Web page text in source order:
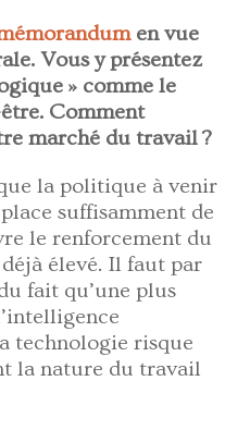
en vue
Vous y présentez
» comme le
Comment
marché du travail ?
la politique à venir
suffisamment de
le renforcement du
élevé. Il faut par
fait qu’une plus
technologie risque
la nature du travail